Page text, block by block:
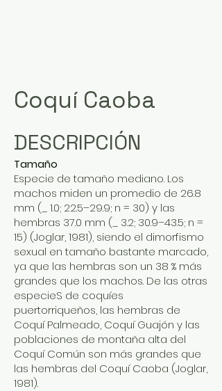
Coquí Caoba
DESCRIPCIÓN
Tamaño
Especie de tamaño mediano. Los
machos miden un promedio de 26.8
mm (_ 1.0; 22.5–29.9; n = 30) y las
hembras 37.0 mm (_ 3.2; 30.9–43.5; n =
15) (Joglar, 1981), siendo el dimorfismo
sexual en tamaño bastante marcado,
ya que las hembras son un 38 % más
grandes que los machos. De las otras
especieS de coquíes
puertorriqueños, las hembras de
Coquí Palmeado, Coquí Guajón y las
poblaciones de montaña alta del
Coquí Común son más grandes que
las hembras del Coquí Caoba (Joglar,
1981).